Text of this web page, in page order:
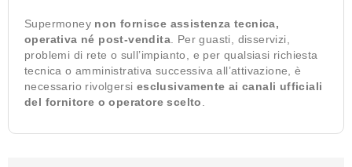
Supermoney non fornisce assistenza tecnica,
operativa né post-vendita . Per guasti, disservizi,
problemi di rete o sull’impianto, e per qualsiasi richiesta
tecnica o amministrativa successiva all’attivazione, è
necessario rivolgersi esclusivamente ai canali ufficiali
del fornitore o operatore scelto